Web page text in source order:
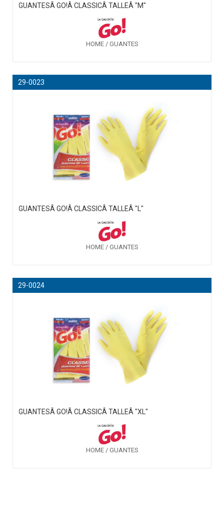
GUANTESÂ GO!Â CLASSICÂ TALLEÂ "M"
HOME / GUANTES
29-0023
GUANTESÂ GO!Â CLASSICÂ TALLEÂ "L"
HOME / GUANTES
29-0024
GUANTESÂ GO!Â CLASSICÂ TALLEÂ "XL"
HOME / GUANTES